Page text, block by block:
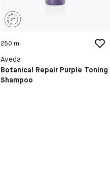
250 ml
Aveda
Botanical Repair Purple Toning
Shampoo